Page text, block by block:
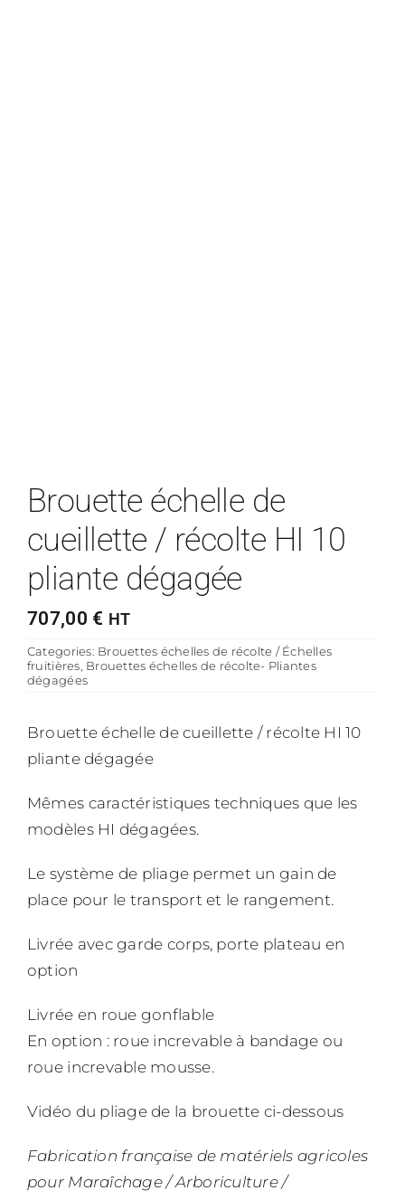
Brouette échelle de
cueillette / récolte HI 10
pliante dégagée
707,00 € HT
Categories: Brouettes échelles de récolte / Échelles
fruitières Brouettes échelles de récolte- Pliantes
dégagées
Brouette échelle de cueillette / récolte HI 10
pliante dégagée
Mêmes caractéristiques techniques que les
modèles HI dégagées.
Le système de pliage permet un gain de
place pour le transport et le rangement.
Livrée avec garde corps, porte plateau en
option
Livrée en roue gonflable
En option : roue increvable à bandage ou
roue increvable mousse.
Vidéo du pliage de la brouette ci-dessous
Fabrication française de matériels agricoles
pour Maraîchage / Arboriculture /